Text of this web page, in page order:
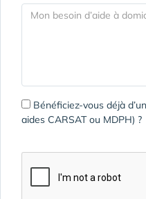
Bénéficiez-vous déjà
aides CARSAT ou MDPH) ?